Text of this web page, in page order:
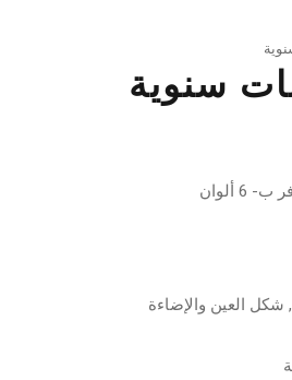
عدسة مالسة مع إطار فاصل رقيق لعين طبيعية وكبيرة، تتوفر ب- 6 ألوان
العين والإضاءة